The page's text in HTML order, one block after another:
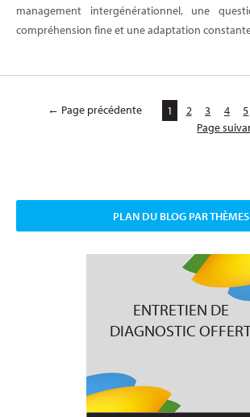
management intergénérationnel, une
compréhension fine et une adaptation
← Page précédente 1 2 3 4 5
Page
PLAN DU BLOG PAR THÈMES
ENTRETIEN DE
DIAGNOSTIC